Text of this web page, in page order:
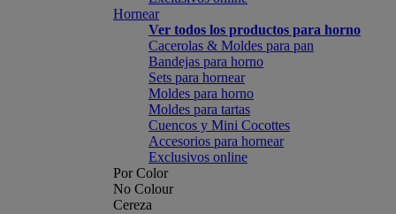
Hornear
Ver todos los productos para horno
Cacerolas & Moldes para pan
Bandejas para horno
Sets para hornear
Moldes para horno
Moldes para tartas
Cuencos y Mini Cocottes
Accesorios para hornear
Exclusivos online
Por Color
No Colour
Cereza